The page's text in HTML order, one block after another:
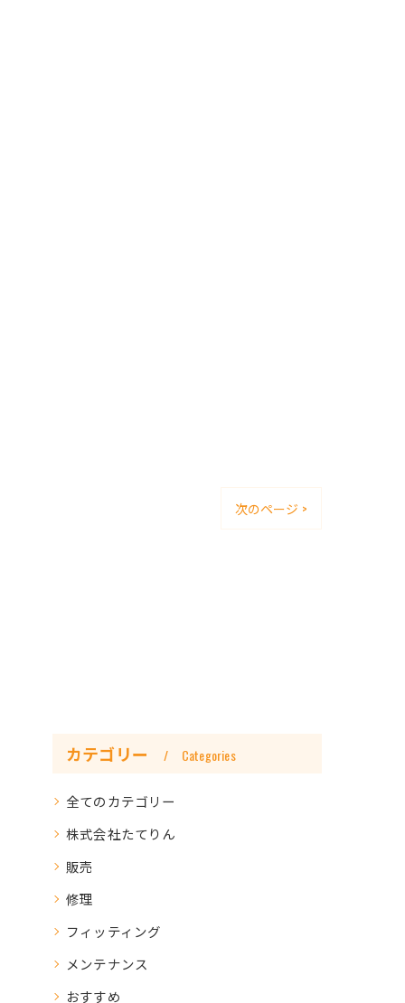
次のページ >
カテゴリー Categories
全てのカテゴリー
株式会社たてりん
販売
修理
フィッティング
メンテナンス
おすすめ